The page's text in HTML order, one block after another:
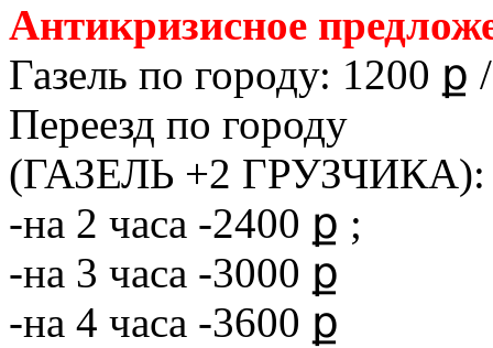
Антикризисное
Газель по городу: 1200 ք
Переезд по городу
(ГАЗЕЛЬ +2 ГРУЗЧИКА):
-на 2 часа -2400 ք ;
-на 3 часа -3000 ք
-на 4 часа -3600 ք